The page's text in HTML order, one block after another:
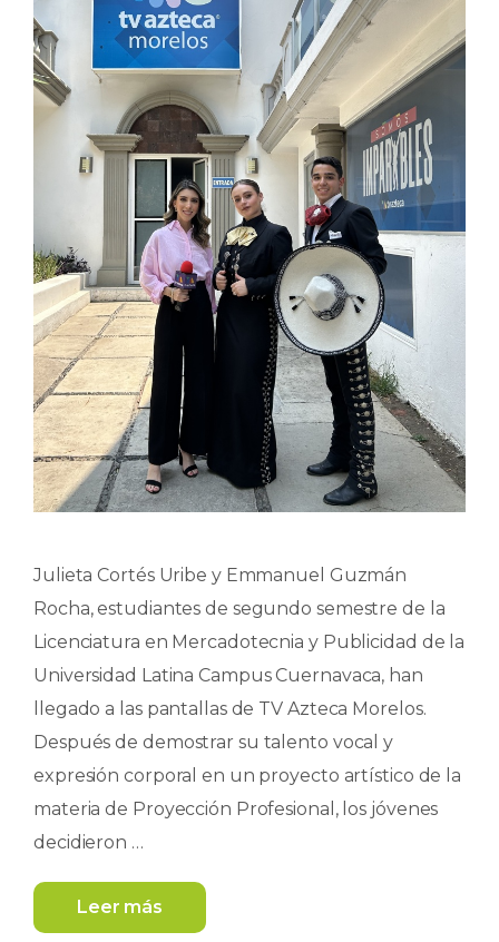
Julieta Cortés Uribe y Emmanuel Guzmán
Rocha, estudiantes de segundo semestre de la
Licenciatura en Mercadotecnia y Publicidad de la
Universidad Latina Campus Cuernavaca, han
llegado a las pantallas de TV Azteca Morelos.
Después de demostrar su talento vocal y
expresión corporal en un proyecto artístico de la
materia de Proyección Profesional, los jóvenes
decidieron …
Leer más